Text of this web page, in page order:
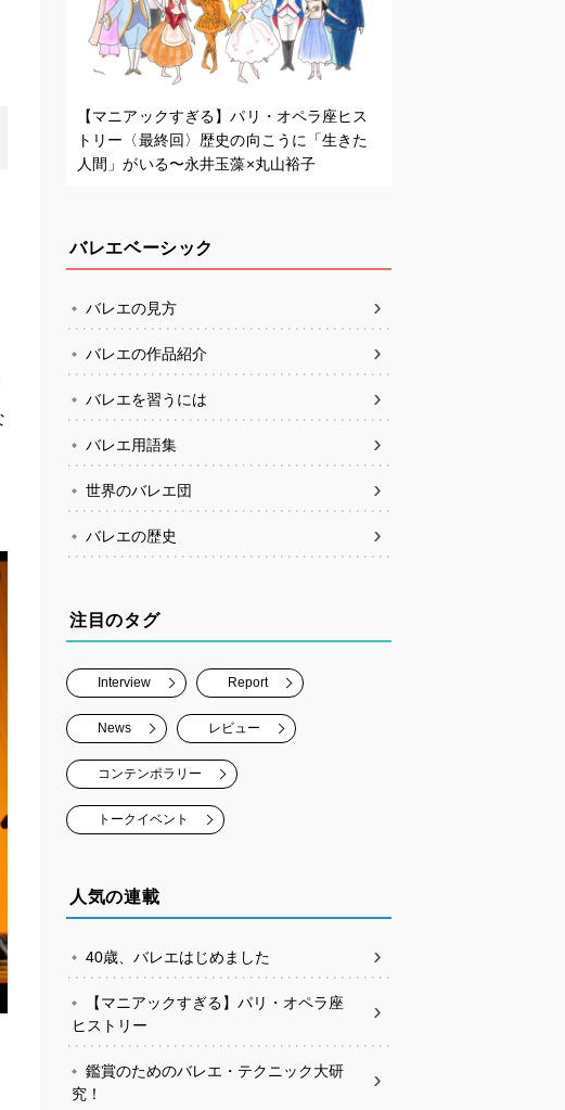
【マニアックすぎる】パリ・オペラ座ヒス
トリー〈最終回〉歴史の向こうに「生きた
人間」がいる〜永井玉藻×丸山裕子
バレエベーシック
バレエの見方
バレエの作品紹介
バレエを習うには
バレエ用語集
世界のバレエ団
バレエの歴史
注目のタグ
Interview Report
News レビュー
コンテンポラリー
トークイベント
人気の連載
40歳、バレエはじめました
【マニアックすぎる】パリ・オペラ座
ヒストリー
鑑賞のためのバレエ・テクニック大研
究！